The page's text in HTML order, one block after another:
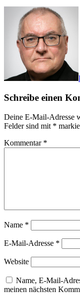
Schreibe einen
Deine E-Mail-Adresse
Felder sind mit *
Kommentar *
Name *
E-Mail-Adresse *
Website
Name, E-Mail-
meinen nächsten